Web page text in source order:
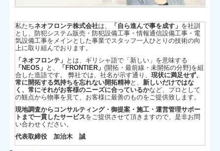
私たちネオフロンテ株式会社は、 「自ら進んで事を成す」 を社訓
とし、 防犯システム販売・防犯設備工事・情報通信設備工事・電
気設備工事をメインとした事業でスタッフ一人ひとりの技術の向
上に取り組んでおります。
「ネオフロンテ」 とは、ギリシャ語で「新しい」を意味する
「NEOS」 と、 「FRONTIER」 (開拓・最前線・未開拓の分野)を組
合した造語です。 弊社では、社名が示す通り、 現状に満足せず、
常に開拓する気持ちを忘れない開拓精神と、 新しいだけではな
く、常にそれがお客様のニーズに合っているかなど、プロとして
の観点から物事を見て、お客様に最善のものをご提供致します。
現地調査からコンサルティング・御提案・施工・運営管理サポー
トまで一貫したサービスをご提供させて頂きますので、是非お問
い合わせください。
代表取締役 加治木 誠